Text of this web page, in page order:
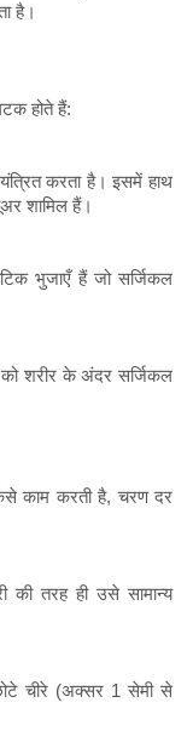
है।
होते हैं:
करता है। इसमें हाथ
शामिल हैं।
भुजाएँ हैं जो सर्जिकल
शरीर के अंदर सर्जिकल
कैसे काम करती है, चरण दर
की तरह ही उसे सामान्य
चीरे (अक्सर 1 सेमी से